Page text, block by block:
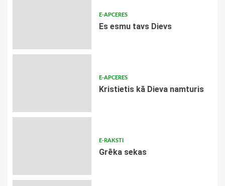
E-APCERES
Es esmu tavs Dievs
E-APCERES
Kristietis kā Dieva namturis
E-RAKSTI
Grēka sekas